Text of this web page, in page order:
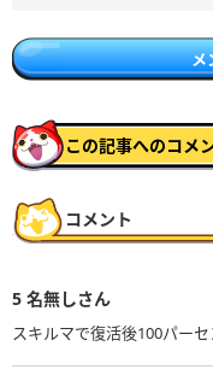
メ
この記事へのコメ
コメント
5 名無しさん
スキルマで復活後100パー